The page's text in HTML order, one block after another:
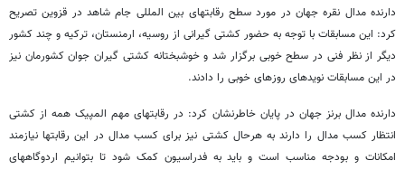
دارنده مدال نقره جهان در مورد سطح رقابتهای بین المللی جام شاهد در قزوین تصریح
کرد: این مسابقات با توجه به حضور کشتی گیرانی از روسیه، ارمنستان، ترکیه و چند کشور
دیگر از نظر فنی در سطح خوبی برگزار شد و خوشبختانه کشتی گیران جوان کشورمان نیز
در این مسابقات نویدهای روزهای خوبی را دادند.
دارنده مدال برنز جهان در پایان خاطرنشان کرد: در رقابتهای مهم المپیک همه از کشتی
انتظار کسب مدال را دارند به هرحال کشتی نیز برای کسب مدال در این رقابتها نیازمند
امکانات و بودجه مناسب است و باید به فدراسیون کمک شود تا بتوانیم اردوگاههای